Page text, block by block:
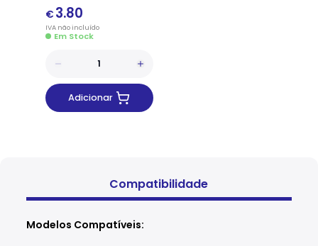
€ 3.80
IVAnãoincluído
Em Stock
Adicionar
Compatibilidade
Modelos Compatíveis: